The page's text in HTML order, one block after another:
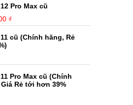
Pro Max cũ
₫
cũ (Chính hãng, Rẻ
Pro Max cũ (Chính
Rẻ tới hơn 39%